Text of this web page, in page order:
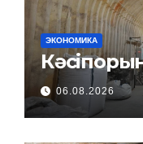
ЭКОНОМИКА
06.08.2026